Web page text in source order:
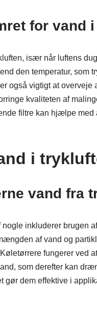
for vand
især når luftens
den temperatur, som
også vigtigt at overveje
kvaliteten af
filtre kan hjælpe
i
vand fra
inkluderer brugen
af vand og
fungerer ved
som derefter kan
dem effektive i